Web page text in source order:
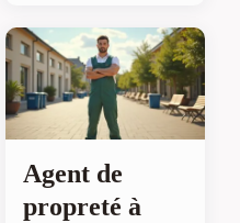
Agent de
propreté à